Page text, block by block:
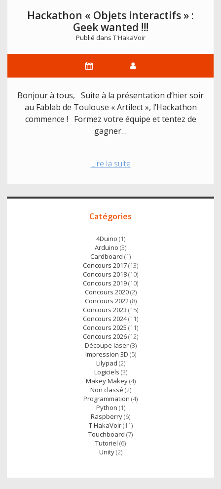
prototypage
rapide
Hackathon « Objets interactifs » :
Geek wanted !!!
Publié dans T'HakaVoir
Bonjour à tous, Suite à la présentation d’hier soir
au Fablab de Toulouse « Artilect », l’Hackathon
commence ! Formez votre équipe et tentez de
gagner…
Lire la suiteHackathon
:
wanted
Accès
Catégories
4Duino (1)
Arduino (3)
Cardboard (1)
Concours 2017(13)
Concours 2018(10)
Concours 2019(10)
Concours 2020(2)
Concours 2022(8)
Concours 2023 (15)
Concours 2024(11)
Concours 2025 (11)
Concours 2026(12)
Découpe laser(3)
Impression 3D (5)
Lilypad (2)
Logiciels (3)
Makey Makey(4)
Non classé (2)
Programmation (4)
Python (1)
Raspberry(6)
T'HakaVoir(11)
Touchboard (7)
Tutoriel (6)
Unity(2)